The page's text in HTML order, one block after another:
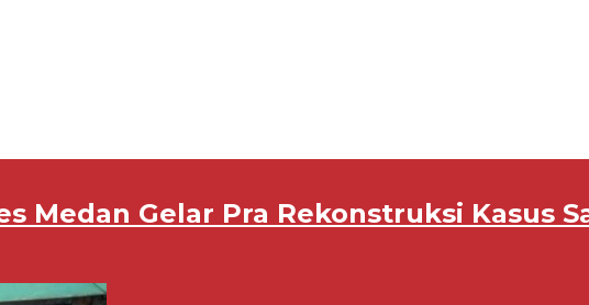
Medan Gelar Pra Rekonstruksi Kasus